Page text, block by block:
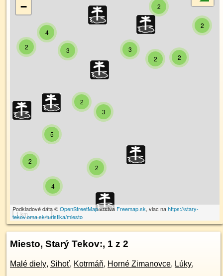
4
2
2 2
2
2
2
4
2
3
3
3
2
5
−
1 km
Podkladové dáta ©OpenStreetMapvrstva Freemap.sk, viac nahttps://stary-
tekov.oma.sk/turistika/miesto
Miesto, Starý Tekov:, 1 z 2
Malé diely, Sihoť, Kotrmáň, Horné Zimanovce, Lúky,